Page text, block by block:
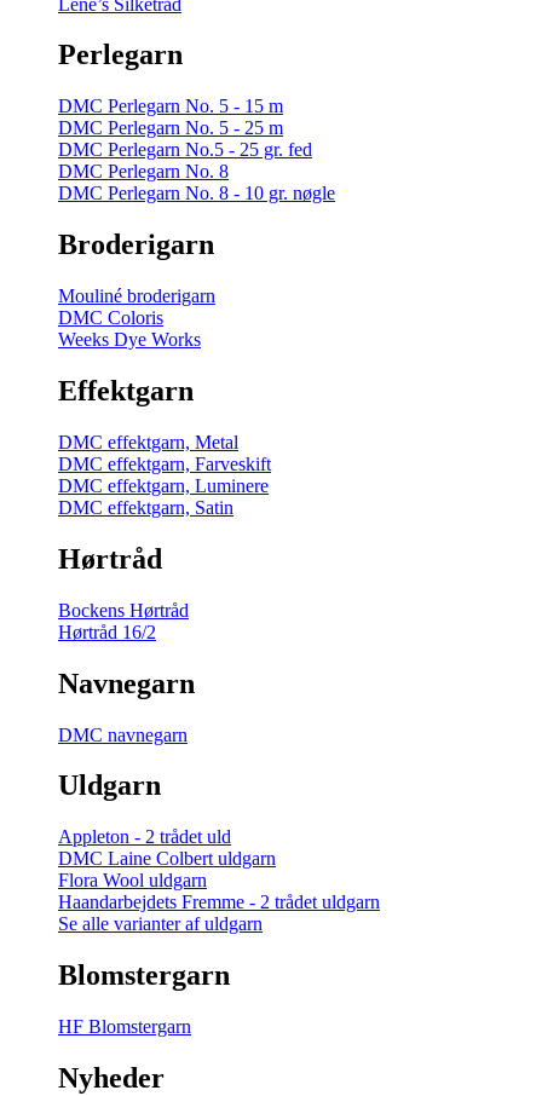
Perlegarn
DMC Perlegarn No. 5 - 15 m
DMC Perlegarn No. 5 - 25 m
DMC Perlegarn No.5 - 25 gr. fed
DMC Perlegarn No. 8
DMC Perlegarn No. 8 - 10 gr. nøgle
Broderigarn
Mouliné broderigarn
DMC Coloris
Weeks Dye Works
Effektgarn
DMC effektgarn, Metal
DMC effektgarn, Farveskift
DMC effektgarn, Luminere
DMC effektgarn, Satin
Hørtråd
Bockens Hørtråd
Hørtråd 16/2
Navnegarn
DMC navnegarn
Uldgarn
Appleton - 2 trådet uld
DMC Laine Colbert uldgarn
Flora Wool uldgarn
Haandarbejdets Fremme - 2 trådet uldgarn
Se alle varianter af uldgarn
Blomstergarn
HF Blomstergarn
Nyheder